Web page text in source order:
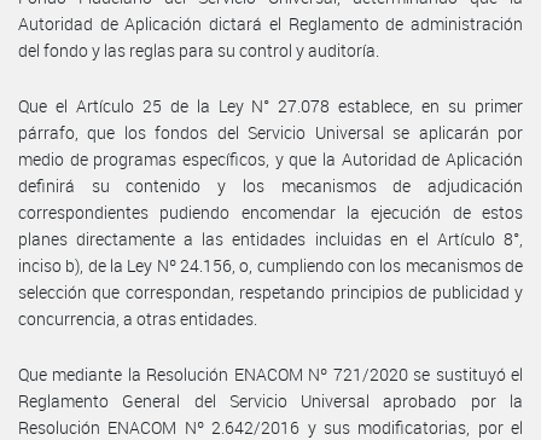
Autoridad de Aplicación dictará el Reglamento de administración
del fondo y las reglas para su control y auditoría.
Que el Artículo 25 de la Ley N° 27.078 establece, en su primer
párrafo, que los fondos del Servicio Universal se aplicarán por
medio de programas específicos, y que la Autoridad de Aplicación
definirá su contenido y los mecanismos de adjudicación
correspondientes pudiendo encomendar la ejecución de estos
planes directamente a las entidades incluidas en el Artículo 8°,
inciso b), de la Ley Nº 24.156, o, cumpliendo con los mecanismos de
selección que correspondan, respetando principios de publicidad y
concurrencia, a otras entidades.
Que mediante la Resolución ENACOM Nº 721/2020 se sustituyó el
Reglamento General del Servicio Universal aprobado por la
Resolución ENACOM Nº 2.642/2016 y sus modificatorias, por el